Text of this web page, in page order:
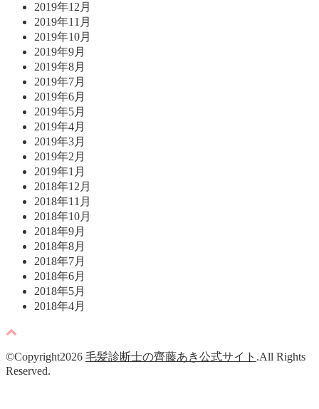
2019年12月
2019年11月
2019年10月
2019年9月
2019年8月
2019年7月
2019年6月
2019年5月
2019年4月
2019年3月
2019年2月
2019年1月
2018年12月
2018年11月
2018年10月
2018年9月
2018年8月
2018年7月
2018年6月
2018年5月
2018年4月
©Copyright2026 毛髪診断士の齊藤あき公式サイト .All Rights
Reserved.